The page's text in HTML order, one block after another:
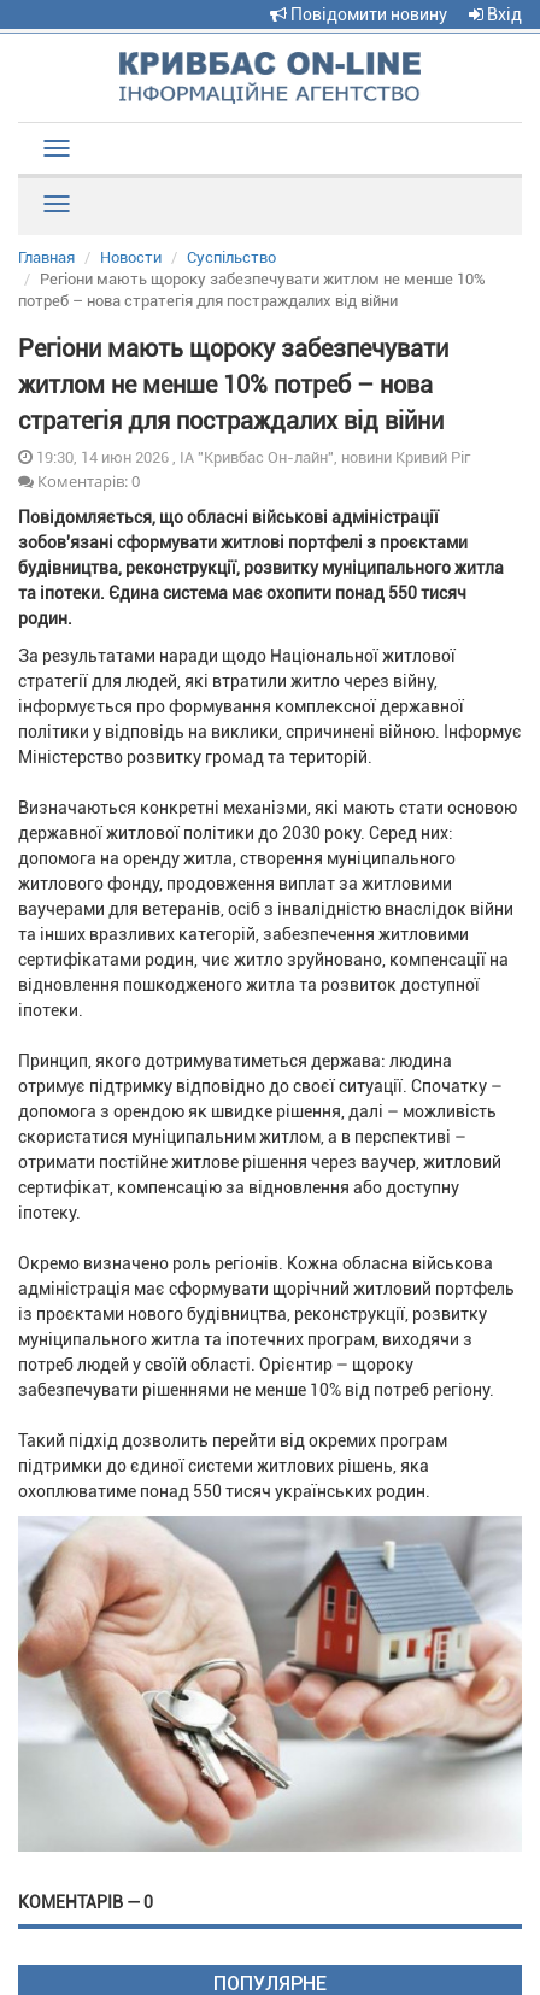
Повідомити новину Вхід
navigation
Главная Новости
Суспільство
Регіони мають щороку забезпечувати житлом не менше 10%
потреб – нова стратегія для постраждалих від війни
Регіони мають щороку забезпечувати
житлом не менше 10% потреб – нова
стратегія для постраждалих від війни
19:30, 14 июн 2026 , ІА "Кривбас Он-лайн", новини Кривий Ріг
Коментарів: 0
Повідомляється, що обласні військові адміністрації
зобов'язані сформувати житлові портфелі з проєктами
будівництва, реконструкції, розвитку муніципального житла
та іпотеки. Єдина система має охопити понад 550 тисяч
родин.
За результатами наради щодо Національної житлової
стратегії для людей, які втратили житло через війну,
інформується про формування комплексної державної
політики у відповідь на виклики, спричинені війною. Інформує
Міністерство розвитку громад та територій.
Визначаються конкретні механізми, які мають стати основою
державної житлової політики до 2030 року. Серед них:
допомога на оренду житла, створення муніципального
житлового фонду, продовження виплат за житловими
ваучерами для ветеранів, осіб з інвалідністю внаслідок війни
та інших вразливих категорій, забезпечення житловими
сертифікатами родин, чиє житло зруйновано, компенсації на
відновлення пошкодженого житла та розвиток доступної
іпотеки.
Принцип, якого дотримуватиметься держава: людина
отримує підтримку відповідно до своєї ситуації. Спочатку –
допомога з орендою як швидке рішення, далі – можливість
скористатися муніципальним житлом, а в перспективі –
отримати постійне житлове рішення через ваучер, житловий
сертифікат, компенсацію за відновлення або доступну
іпотеку.
Окремо визначено роль регіонів. Кожна обласна військова
адміністрація має сформувати щорічний житловий портфель
із проєктами нового будівництва, реконструкції, розвитку
муніципального житла та іпотечних програм, виходячи з
потреб людей у своїй області. Орієнтир – щороку
забезпечувати рішеннями не менше 10% від потреб регіону.
Такий підхід дозволить перейти від окремих програм
підтримки до єдиної системи житлових рішень, яка
охоплюватиме понад 550 тисяч українських родин.
КОМЕНТАРІВ — 0
ПОПУЛЯРНЕ